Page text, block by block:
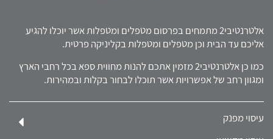
אלטרנטיבי2 מתמחים בפרסום מטפלים ומטפלות אשר יוכלו להגיע
אליכם עד הבית וכן מטפלים ומטפלות בקליניקה פרטית.
כמו כן אלטרנטיבי2 מזמין אתכם להנות מחווית ספא בכל רחבי הארץ
ומגוון רחב של אפשרויות אשר תוכלו לבחור בקלות ובמהירות.
עיסוי מפנק